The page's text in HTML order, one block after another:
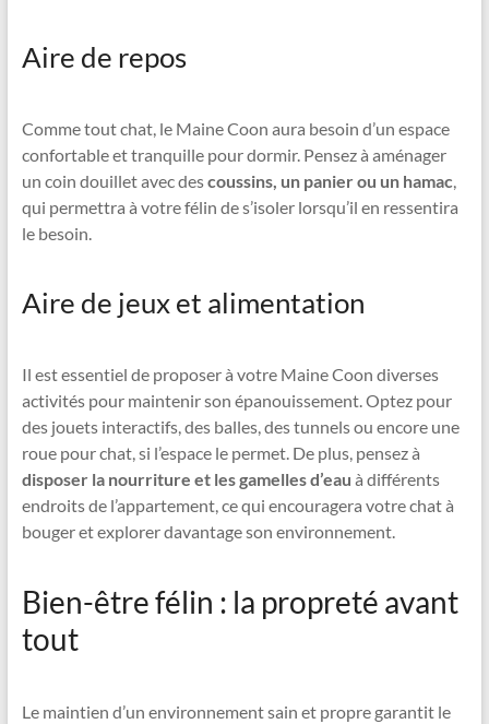
Aire de repos
Comme tout chat, le Maine Coon aura besoin d’un espace
confortable et tranquille pour dormir. Pensez à aménager
un coin douillet avec descoussins, un panier ou un hamac,
qui permettra à votre félin de s’isoler lorsqu’il en ressentira
le besoin.
Aire de jeux et alimentation
Il est essentiel de proposer à votre Maine Coon diverses
activités pour maintenir son épanouissement. Optez pour
des jouets interactifs, des balles, des tunnels ou encore une
roue pour chat, si l’espace le permet. De plus, pensez à
disposer la nourriture et les gamelles d’eau à différents
endroits de l’appartement, ce qui encouragera votre chat à
bouger et explorer davantage son environnement.
Bien-être félin : la propreté avant
tout
Le maintien d’un environnement sain et propre garantit le